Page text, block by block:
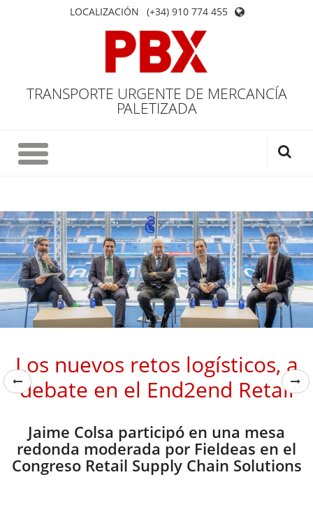
LOCALIZACIÓN (+34) 910 774 455
TRANSPORTE URGENTE DE MERCANCÍA
PALETIZADA
Los nuevos retos logísticos, a
debate en el End2end Retail
Jaime Colsa participó en una mesa
redonda moderada por Fieldeas en el
Congreso Retail Supply Chain Solutions